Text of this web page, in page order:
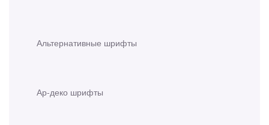
Альтернативные шрифты
Ар-деко шрифты